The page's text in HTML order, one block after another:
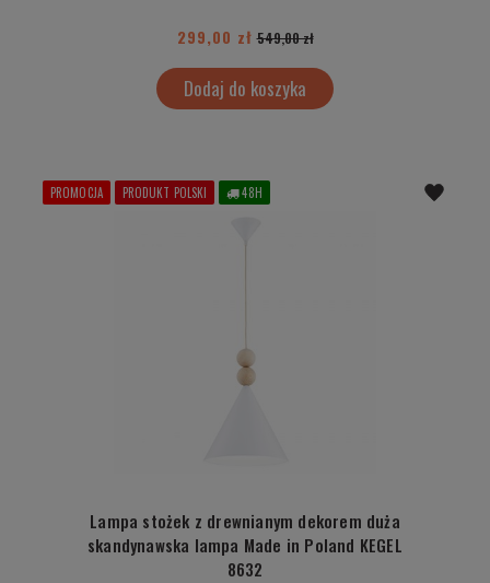
299,00 zł 549,00 zł
Dodaj do koszyka
Lampa stożek z drewnianym dekorem duża
skandynawska lampa Made in Poland KEGEL
8632
PROMOCJA PRODUKT POLSKI 48H